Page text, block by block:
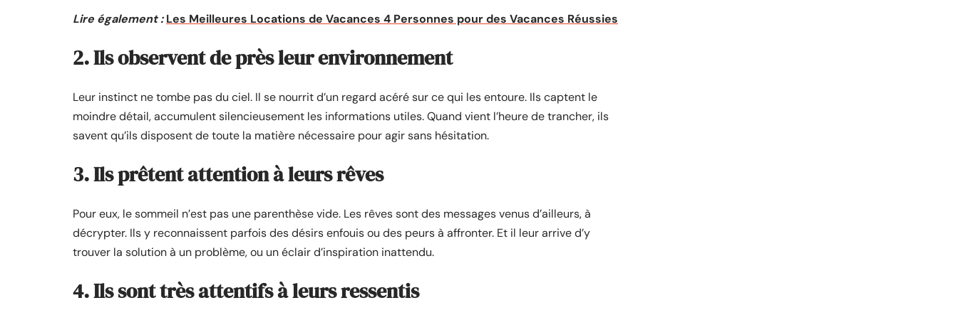
Lire également : Les Meilleures Locations de Vacances 4 Personnes pour des Vacances Réussies
2. Ils observent de près leur environnement
Leur instinct ne tombe pas du ciel. Il se nourrit d’un regard acéré sur ce qui les entoure. Ils captent le
moindre détail, accumulent silencieusement les informations utiles. Quand vient l’heure de trancher, ils
savent qu’ils disposent de toute la matière nécessaire pour agir sans hésitation.
3. Ils prêtent attention à leurs rêves
Pour eux, le sommeil n’est pas une parenthèse vide. Les rêves sont des messages venus d’ailleurs, à
décrypter. Ils y reconnaissent parfois des désirs enfouis ou des peurs à affronter. Et il leur arrive d’y
trouver la solution à un problème, ou un éclair d’inspiration inattendu.
4. Ils sont très attentifs à leurs ressentis